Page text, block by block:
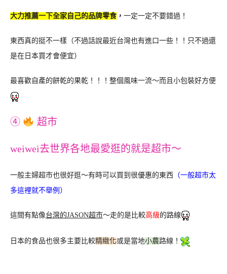
大力推薦一下全家自己的品牌零食 ， 一定一定不要錯過！
東西真的挺不一樣（不過話說最近台灣也有進口一些！！只不過還
是在日本買才會便宜）
最喜歡自產的餅乾的果乾！！！整個風味一流～而且小包裝好方便
④ 超市
weiwei去世界各地最愛逛的就是超市～
一般主婦超市也很好逛～有時可以買到很優惠的東西 （一般超市太
多這裡就不舉例）
這間有點像台灣的JASON超市～走的是比較高級的路線
日本的食品也很多主要比較精緻化或是當地小農路線！